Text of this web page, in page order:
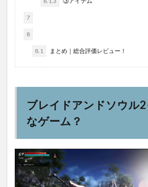
7
8
8.1 まとめ｜総合評価レビュー！
ブレイドアンドソウル
なゲーム？